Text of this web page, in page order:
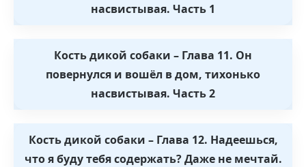
насвистывая. Часть 1
Кость дикой собаки – Глава 11. Он
повернулся и вошёл в дом, тихонько
насвистывая. Часть 2
Кость дикой собаки – Глава 12. Надеешься,
что я буду тебя содержать? Даже не мечтай.